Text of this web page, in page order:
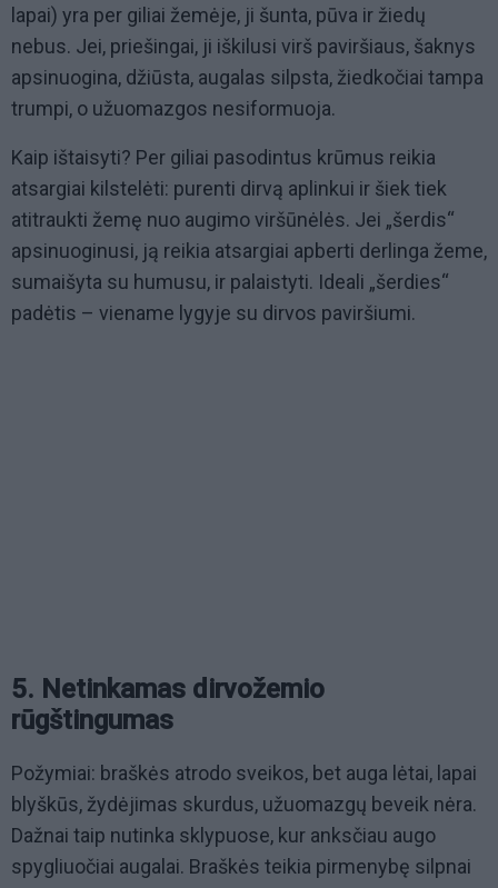
lapai) yra per giliai žemėje, ji šunta, pūva ir žiedų
nebus. Jei, priešingai, ji iškilusi virš paviršiaus, šaknys
apsinuogina, džiūsta, augalas silpsta, žiedkočiai tampa
trumpi, o užuomazgos nesiformuoja.
Kaip ištaisyti? Per giliai pasodintus krūmus reikia
atsargiai kilstelėti: purenti dirvą aplinkui ir šiek tiek
atitraukti žemę nuo augimo viršūnėlės. Jei „šerdis“
apsinuoginusi, ją reikia atsargiai apberti derlinga žeme,
sumaišyta su humusu, ir palaistyti. Ideali „šerdies“
padėtis – viename lygyje su dirvos paviršiumi.
5. Netinkamas dirvožemio
rūgštingumas
Požymiai: braškės atrodo sveikos, bet auga lėtai, lapai
blyškūs, žydėjimas skurdus, užuomazgų beveik nėra.
Dažnai taip nutinka sklypuose, kur anksčiau augo
spygliuočiai augalai. Braškės teikia pirmenybę silpnai